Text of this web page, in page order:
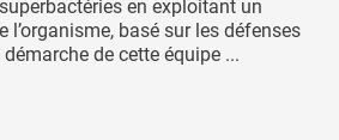
en exploitant un
l’organisme, basé sur les défenses
de cette équipe ...